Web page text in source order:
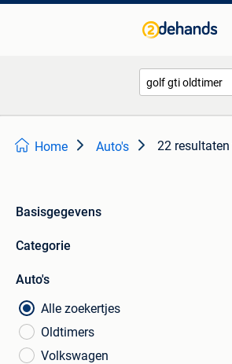
Home Auto's 22 resultaten
Basisgegevens
Categorie
Auto's
Alle zoekertjes
Oldtimers
Volkswagen